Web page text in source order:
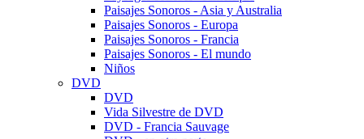
Paisajes Sonoros - Asia y Australia
Paisajes Sonoros - Europa
Paisajes Sonoros - Francia
Paisajes Sonoros - El mundo
Niños
DVD
DVD
Vida Silvestre de DVD
DVD - Francia Sauvage